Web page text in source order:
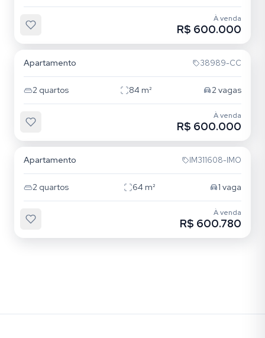
À venda
R$ 600.000
Apartamento 38989-CC
2 quartos 84 m² 2vagas
À venda
R$ 600.000
Apartamento IM311608-IMO
2 quartos 64 m² 1 vaga
À venda
R$ 600.780